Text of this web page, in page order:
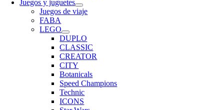
Juegos y juguetes
Juegos de viaje
FABA
LEGO
DUPLO
CLASSIC
CREATOR
CITY
Botanicals
Speed Champions
Technic
ICONS